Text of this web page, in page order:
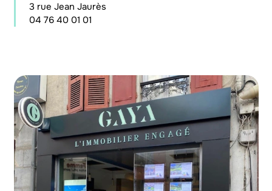
3 rue Jean Jaurès
04 76 40 01 01